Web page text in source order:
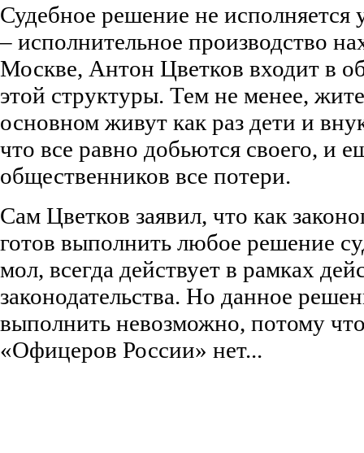
Судебное решение не исполняется
– исполнительное производство
Москве, Антон Цветков входит в
этой структуры. Тем не менее,
основном живут как раз дети и
что все равно добьются своего, и
общественников все потери.
Сам Цветков заявил, что как
готов выполнить любое решение
мол, всегда действует в рамках
законодательства. Но данное
выполнить невозможно, потому
«Офицеров России» нет...